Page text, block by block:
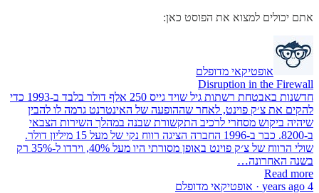
אתם יכולים למצוא את הפוסט כאן:
אופטיקאי מדופלם
Disruption in the Firewall
חדשנות באבטחת רשתות גיל שויד גייס 250 אלף דולר בלבד ב-1993 כדי
להקים את צ׳ק פוינט, לאחר שההופעה של האינטרנט גרמה לו להבין
שיהיה ביקוש מסחרי לרכיב התקשורת שבנה במהלך השירות הצבאי
ב-8200. כבר ב-1996 החברה הציגה רווח נקי של מעל 15 מיליון דולר.
שולי הרווח של צ׳ק פוינט באופן מסורתי היו מעל 40%, וירדו ל-35% רק
בשנה האחרונה…
Read more
4 years ago · אופטיקאי מדופלם